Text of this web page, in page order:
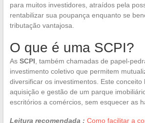
para muitos investidores, atraídos pela
rentabilizar sua poupança enquanto se
tributação vantajosa.
O que é uma SCPI?
As SCPI , também chamadas de papel-
investimento coletivo que permitem
diversificar os investimentos. Este conceito
aquisição e gestão de um parque
escritórios a comércios, sem esquecer as
Leitura recomendada : Como facilitar a